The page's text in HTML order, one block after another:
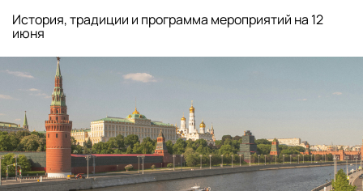
История, традиции и программа мероприятий на 12
июня